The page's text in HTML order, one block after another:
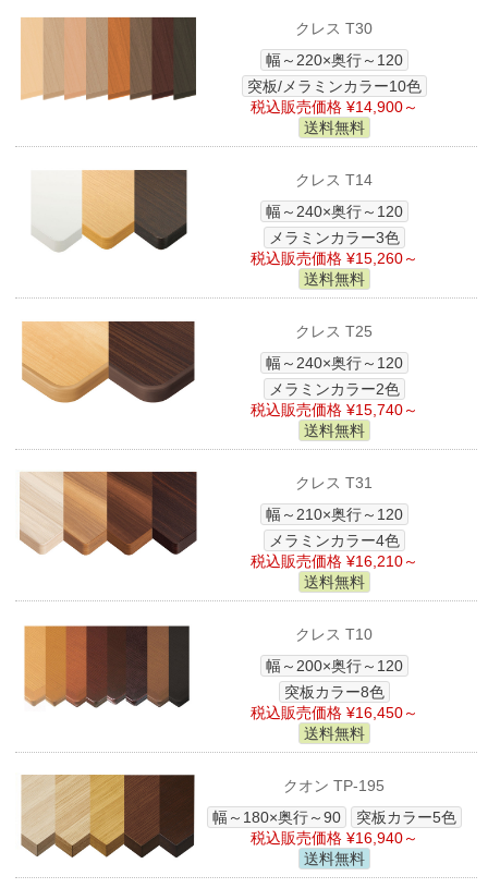
クレス T30
幅～220×奥行～120
突板/メラミンカラー10色
税込販売価格 ¥14,900～
送料無料
クレス T14
幅～240×奥行～120
メラミンカラー3色
税込販売価格 ¥15,260～
送料無料
クレス T25
幅～240×奥行～120
メラミンカラー2色
税込販売価格 ¥15,740～
送料無料
クレス T31
幅～210×奥行～120
メラミンカラー4色
税込販売価格 ¥16,210～
送料無料
クレス T10
幅～200×奥行～120
突板カラー8色
税込販売価格 ¥16,450～
送料無料
クオン TP-195
幅～180×奥行～90
突板カラー5色
税込販売価格 ¥16,940～
送料無料